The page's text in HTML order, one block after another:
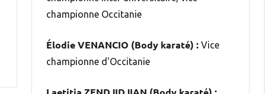
championne Occitanie
Élodie VENANCIO (Body karaté) : Vice
championne d'Occitanie